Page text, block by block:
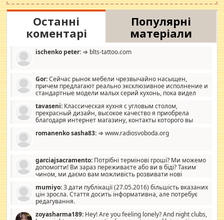
Останні
коментарі
Популярні
матеріали
ischenko peter: ⇒ blts-tattoo.com
Gor:Сейчас рынок мебели чрезвычайно насыщен,
причем предлагают реально эксклюзивное исполнение и
стандартные модели малых серий кухонь, пока видел
стандартные формы, в MebelOk, креативненько и что главное -
со вкусом все в порядке, без ненужных наворотов удорожающих
мебель, а это не последний фактор.
tavaseni: Классическая кухня с угловым столом,
прекрасный дизайн, высокое качество я приобрела
благодаря интернет магазину, контакты которого вы
romanenko sasha83: ⇒ www.radiosvoboda.org
garciajsacramento: Потрібні термінові гроші? Ми можемо
допомогти! Ви зараз переживаєте або ви в біді? Таким
чином, ми даємо вам можливість розвивати нові
допомагати людям, які намагаються дати їм шанс. Кожен
заслуговує на другий шанс, і, оскільки влада не зможе, вони
повинні приймати від інших. Для нас нема багато суми, і зрілість
витрат, а тільки узгоджених сум і нічого іншого. Не чекайте і не
mumiyo:З дати публікації (27.05.2016) більшість вказаних
цін зросла. Стаття досить інформативна, але потребує
редагування.
zoyasharma189: Hey! Are you feeling lonely? And night clubs,